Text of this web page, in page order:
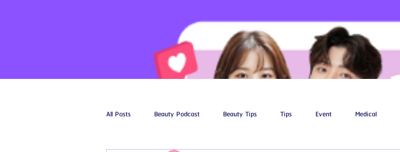
All Posts Beauty Podcast Beauty Tips Tips Event Medical